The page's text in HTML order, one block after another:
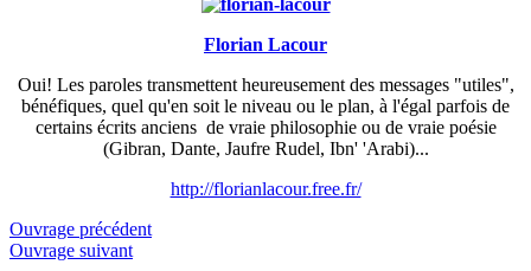
Florian Lacour
Oui! Les paroles transmettent heureusement des messages "utiles",
bénéfiques, quel qu'en soit le niveau ou le plan, à l'égal parfois de
certains écrits anciens de vraie philosophie ou de vraie poésie
(Gibran, Dante, Jaufre Rudel, Ibn' 'Arabi)...
http://florianlacour.free.fr/
Ouvrage précédent
Ouvrage suivant